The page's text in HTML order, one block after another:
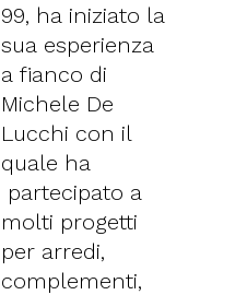
99, ha iniziato la
sua esperienza
a fianco di
Michele De
Lucchi con il
quale ha
partecipato a
molti progetti
per arredi,
complementi,